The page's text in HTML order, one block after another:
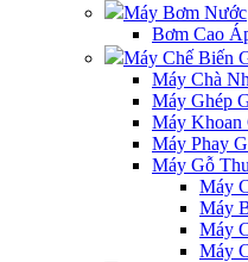
Máy Bơm Nước
Bơm Cao
Máy Chế Biến
Máy Chà
Máy Ghép
Máy Khoan
Máy Phay
Máy Gỗ
Máy
Máy
Máy
Máy